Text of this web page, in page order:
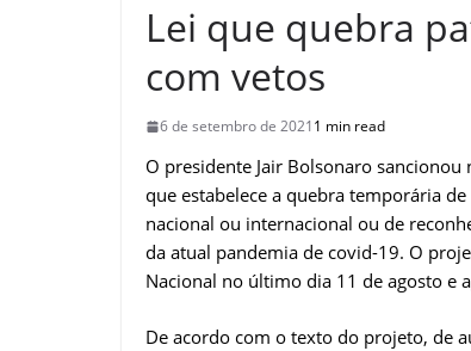
Lei que quebra
com vetos
6 de setembro de 20211 min read
O presidente Jair Bolsonaro
que estabelece a quebra temporária
nacional ou internacional ou de
da atual pandemia de covid-19. O
Nacional no último dia 11 de agosto e
De acordo com o texto do projeto, de